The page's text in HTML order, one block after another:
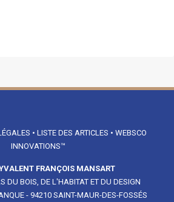
• LISTE DES ARTICLES • WEBSCO
INNOVATIONS™
FRANÇOIS MANSART
DU BOIS, DE L'HABITAT ET DU DESIGN
- 94210 SAINT-MAUR-DES-FOSSÉS